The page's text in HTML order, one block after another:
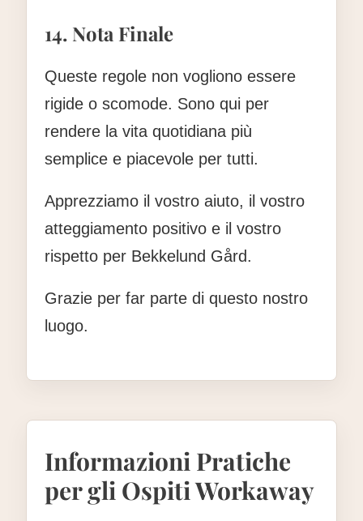
14. Nota Finale
Queste regole non vogliono essere
rigide o scomode. Sono qui per
rendere la vita quotidiana più
semplice e piacevole per tutti.
Apprezziamo il vostro aiuto, il vostro
atteggiamento positivo e il vostro
rispetto per Bekkelund Gård.
Grazie per far parte di questo nostro
luogo.
Informazioni Pratiche
per gli Ospiti Workaway